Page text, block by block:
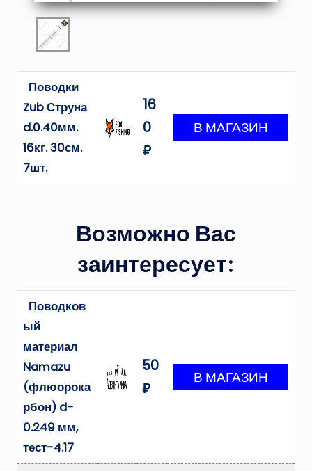
Поводки
Zub Струна
d.0.40мм.
16кг. 30см.
7шт.
16
0
₽
Возможно Вас
заинтересует:
Поводков
ый
материал
Namazu
(флюорока
рбон) d-
0.249 мм,
тест-4.17
50
₽